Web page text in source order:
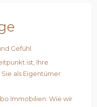
Gefühl
ist, Ihre
als Eigentümer
Immobilien: Wie wir